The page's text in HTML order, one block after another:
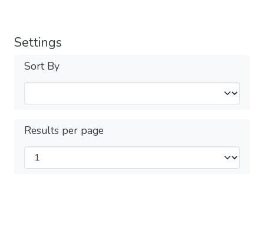
Settings
Sort By
Results per page